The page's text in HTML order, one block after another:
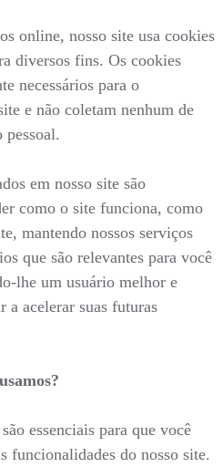
online, nosso site usa cookies
diversos fins. Os cookies
necessários para o
e não coletam nenhum de
pessoal.
em nosso site são
como o site funciona, como
mantendo nossos serviços
que são relevantes para você
lhe um usuário melhor e
a acelerar suas futuras
essenciais para que você
funcionalidades do nosso site.